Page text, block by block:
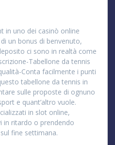
in uno dei casinò online
un bonus di benvenuto,
ci sono in realtà come
Tabellone da tennis
Conta facilmente i punti
tabellone da tennis in
sulle proposte di ognuno
e quant’altro vuole.
in slot online,
in ritardo o prendendo
fine settimana.